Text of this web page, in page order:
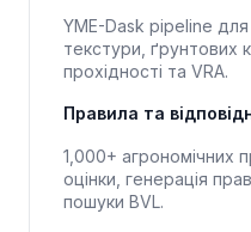
YME-Dask pipeline
текстури, ґрунтових
прохідності та VRA.
Правила та
1,000+ агрономічних
оцінки, генерація
пошуки BVL.